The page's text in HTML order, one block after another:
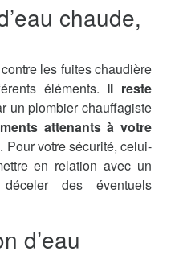
chaude,
les fuites chaudière
éléments. Il reste
un plombier chauffagiste
attenants à votre
. Pour votre sécurité, celui-
en relation avec un
des éventuels
d’eau